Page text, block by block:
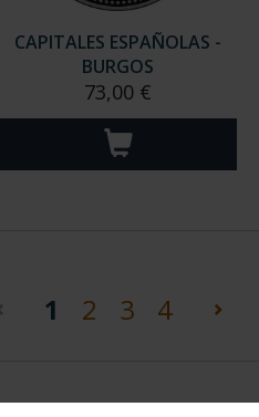
CAPITALES ESPAÑOLAS -
BURGOS
73,00 €
1 (current)
2 3 4